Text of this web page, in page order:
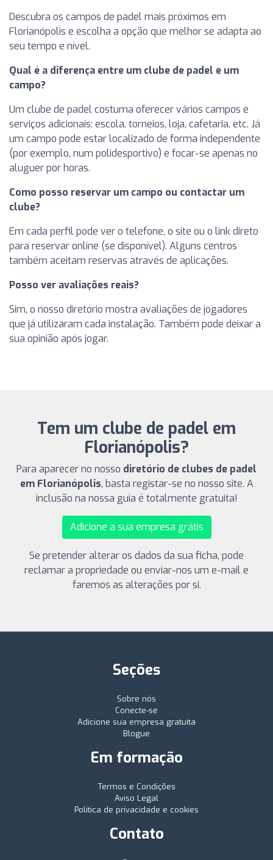
Descubra os campos de padel mais próximos em
Florianópolis e escolha a opção que melhor se adapta ao
seu tempo e nível.
Qual é a diferença entre um clube de padel e um
campo?
Um clube de padel costuma oferecer vários campos e
serviços adicionais: escola, torneios, loja, cafetaria, etc. Já
um campo pode estar localizado de forma independente
(por exemplo, num polidesportivo) e focar-se apenas no
aluguer por horas.
Como posso reservar um campo ou contactar um
clube?
Em cada perfil pode ver o telefone, o site ou o link direto
para reservar online (se disponível). Alguns centros
também aceitam reservas através de aplicações.
Posso ver avaliações reais?
Sim, o nosso diretório mostra avaliações de jogadores
que já utilizaram cada instalação. Também pode deixar a
sua opinião após jogar.
Tem um clube de padel em
Florianópolis?
Para aparecer no nosso diretório de clubes de padel
em Florianópolis, basta registar-se no nosso site. A
inclusão na nossa guia é totalmente gratuita!
Adicione a sua empresa grátis
Se pretender alterar os dados da sua ficha, pode
reclamar a propriedade ou enviar-nos um e-mail e
faremos as alterações por si.
Seções
Sobre nós
Conecte-se
Adicione sua empresa gratuita
Blogue
Em formação
Termos e Condições
Aviso Legal
Política de privacidade e cookies
Contato